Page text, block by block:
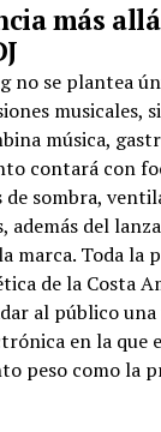
más
no se plantea
musicales,
música,
contará con
de sombra,
además del
marca. Toda la
de la Costa
al público
en la que
peso como la